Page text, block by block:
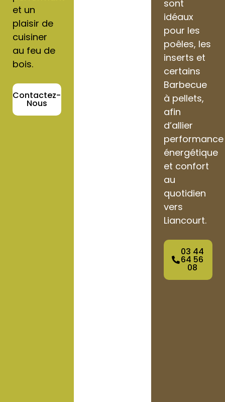
et un
plaisir de
cuisiner
au feu de
bois.
Contactez-
Nous
sont
idéaux
pour les
poêles, les
inserts et
certains
Barbecue
à pellets,
afin
d’allier
performance
énergétique
et confort
au
quotidien
vers
Liancourt.
03 44
64 56
08